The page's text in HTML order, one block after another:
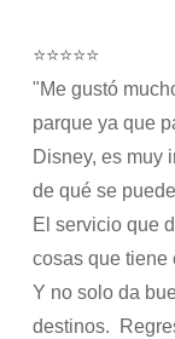
⭐⭐⭐⭐⭐
"Me gustó
parque ya que
Disney, es muy
de qué se
El servicio que
cosas que tiene
Y no solo da
destinos.